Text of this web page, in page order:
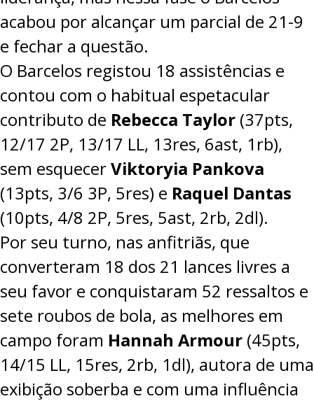
acabou por alcançar um parcial de 21-9
e fechar a questão.
O Barcelos registou 18 assistências e
contou com o habitual espetacular
contributo de Rebecca Taylor (37pts,
12/17 2P, 13/17 LL, 13res, 6ast, 1rb),
sem esquecerViktoryia Pankova
(13pts, 3/6 3P, 5res) e Raquel Dantas
(10pts, 4/8 2P, 5res, 5ast, 2rb, 2dl).
Por seu turno, nas anfitriãs, que
converteram 18 dos 21 lances livres a
seu favor e conquistaram 52 ressaltos e
sete roubos de bola, as melhores em
campo foram Hannah Armour (45pts,
14/15 LL, 15res, 2rb, 1dl), autora de uma
exibição soberba e com uma influência